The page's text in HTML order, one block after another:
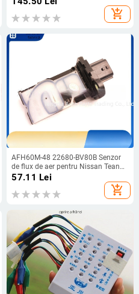
add_shopping_cart
AFH60M-48 22680-BV80B Senzor
de flux de aer pentru Nissan Teana,
X-Trail și Pathfinder
57.11 Lei
add_shopping_cart